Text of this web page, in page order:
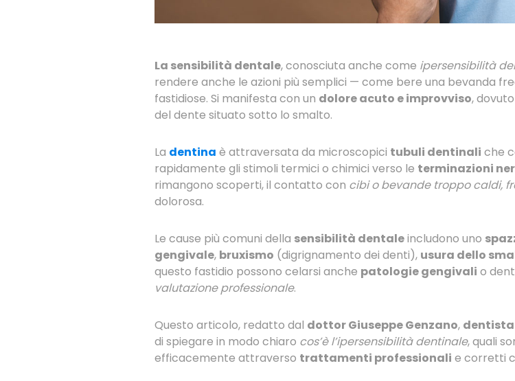
La sensibilità dentale, conosciuta anche come ipersensibilità
rendere anche le azioni più semplici — come bere una bevanda
fastidiose. Si manifesta con un dolore acuto e improvviso,
del dente situato sotto lo smalto.
La dentina è attraversata da microscopici tubuli dentinali che
rapidamente gli stimoli termici o chimici verso le terminazioni
rimangono scoperti, il contatto con cibi o bevande troppo caldi,
dolorosa.
Le cause più comuni della sensibilità dentaleincludono uno
gengivale, bruxismo (digrignamento dei denti), usura dello
questo fastidio possono celarsi anche patologie gengivali o
valutazione professionale.
Questo articolo, redatto dal dottor Giuseppe Genzano, dentista
di spiegare in modo chiaro cos’è l’ipersensibilità dentinale, quali
efficacemente attraverso trattamenti professionali e corretti